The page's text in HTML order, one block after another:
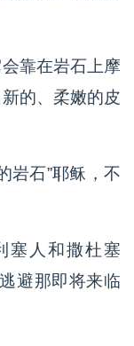
靠在岩石上摩
的、柔嫩的皮
岩石”耶稣，不
塞人和撒杜塞
避那即将来临